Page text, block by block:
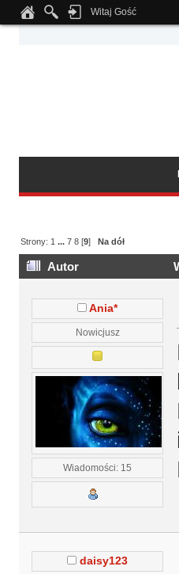
Notice: Undefined index:
Witaj Gość
Strony: 1 ...7 8 [9]Na dół
Autor
Ania*
Nowicjusz
Wiadomości: 15
daisy123